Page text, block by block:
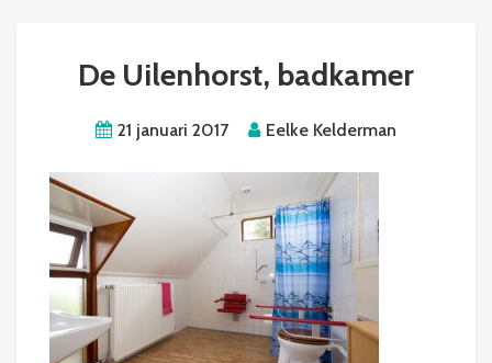
De Uilenhorst, badkamer
21 januari 2017 Eelke Kelderman